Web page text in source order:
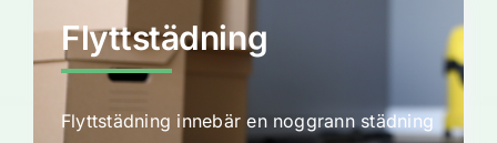
Flyttstädning
Flyttstädning innebär en noggrann städning